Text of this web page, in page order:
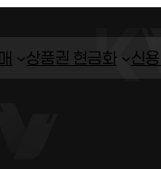
상품권 현금화 신